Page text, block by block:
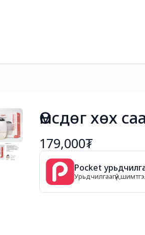
Өмсдөг хөх
179,000₮
Pocket